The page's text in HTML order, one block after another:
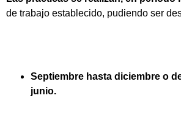
de trabajo establecido, pudiendo ser
Septiembre hasta diciembre o
junio.